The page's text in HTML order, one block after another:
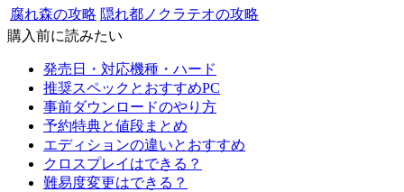
腐れ森の攻略 隠れ都ノクラテオの攻略
購入前に読みたい
発売日・対応機種・ハード
推奨スペックとおすすめPC
事前ダウンロードのやり方
予約特典と値段まとめ
エディションの違いとおすすめ
クロスプレイはできる？
難易度変更はできる？